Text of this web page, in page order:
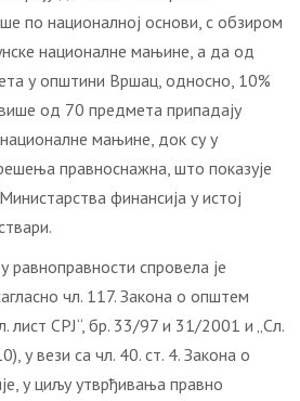
по националној основи, с обзиром
националне мањине, а да од
у општини Вршац, односно, 10%
од 70 предмета припадају
мањине, док су у
правноснажна, што показује
финансија у истој
равноправности спровела је
чл. 117. Закона о општем
лист СРЈ“, бр. 33/97 и 31/2001 и „Сл.
у вези са чл. 40. ст. 4. Закона о
у циљу утврђивања правно